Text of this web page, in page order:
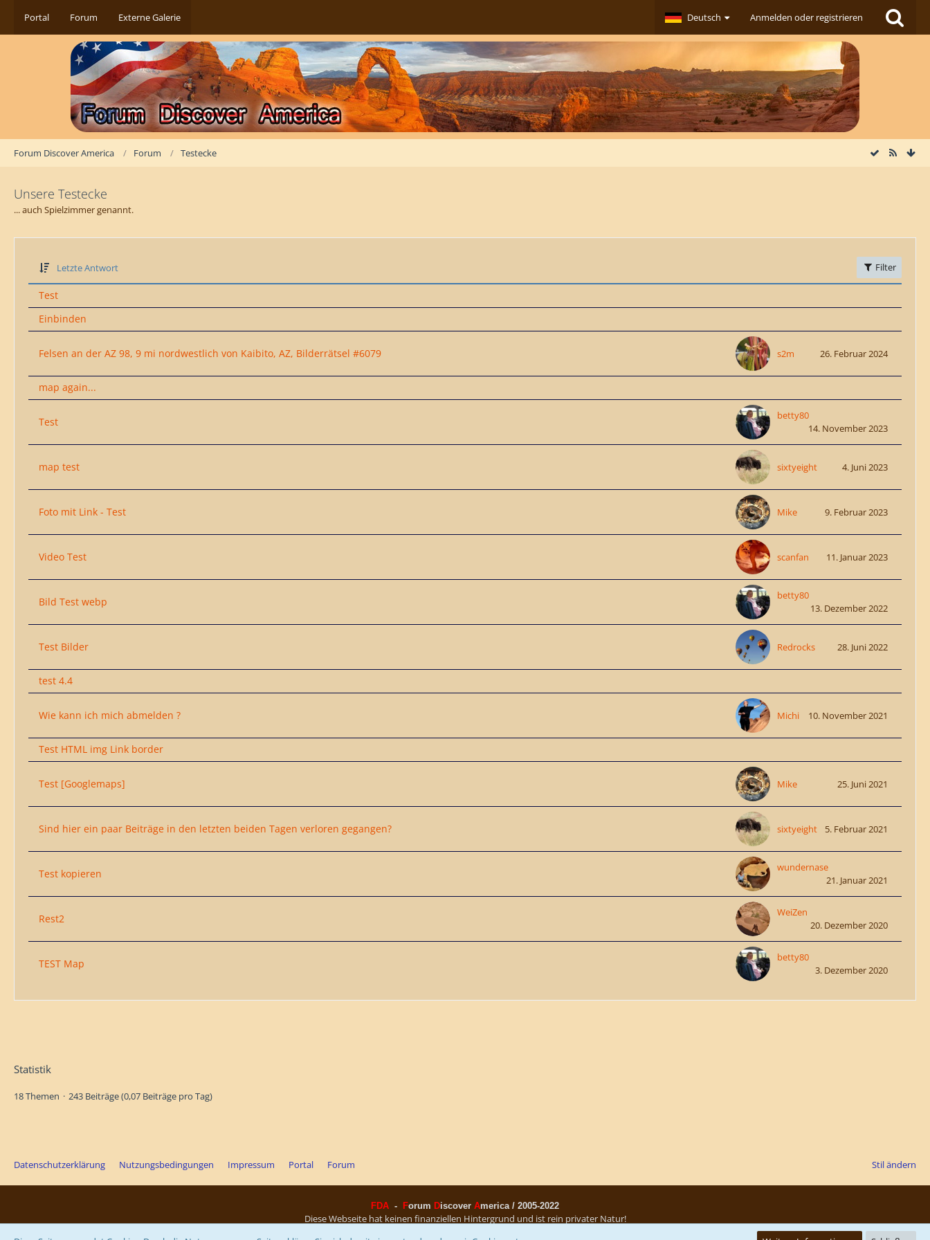
Portal Forum Externe Galerie Deutsch Anmelden oder registrieren
Forum Discover America Forum Testecke
Unsere Testecke
... auch Spielzimmer genannt.
Letzte Antwort Filter
Test
Einbinden
Felsen an der AZ 98, 9 mi nordwestlich von Kaibito, AZ, Bilderrätsel #6079 s2m 26. Februar 2024
map again...
Test
betty80
14. November 2023
map test sixtyeight 4. Juni 2023
Foto mit Link - Test Mike 9. Februar 2023
Video Test scanfan 11. Januar 2023
Bild Test webp
betty80
13. Dezember 2022
Test Bilder Redrocks 28. Juni 2022
test 4.4
Wie kann ich mich abmelden ? Michi 10. November 2021
Test HTML img Link border
Test [Googlemaps] Mike 25. Juni 2021
Sind hier ein paar Beiträge in den letzten beiden Tagen verloren gegangen? sixtyeight 5. Februar 2021
Test kopieren
wundernase
21. Januar 2021
Rest2
WeiZen
20. Dezember 2020
TEST Map
betty80
3. Dezember 2020
Statistik
18 Themen 243 Beiträge (0,07 Beiträge pro Tag)
Stil ändern
Datenschutzerklärung Nutzungsbedingungen Impressum Portal Forum
FDA - Forum Discover America / 2005-2022
Diese Webseite hat keinen finanziellen Hintergrund und ist rein privater Natur!